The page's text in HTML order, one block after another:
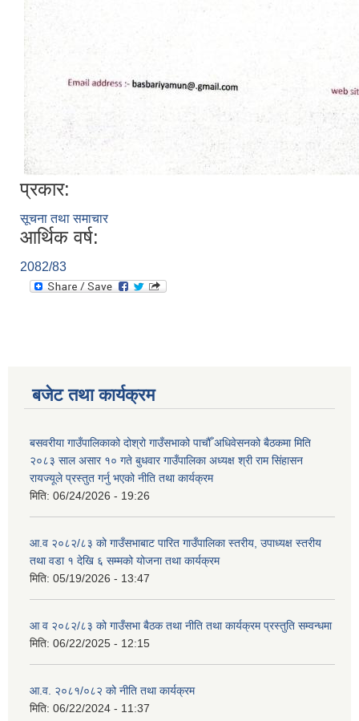
प्रकार:
सूचना तथा समाचार
आर्थिक वर्ष:
2082/83
बजेट तथा कार्यक्रम
बसवरीया गाउँपालिकाको दोश्रो गाउँसभाको पाचौँ अधिवेसनको बैठकमा मिति
२०८३ साल असार १० गते बुधवार गाउँपालिका अध्यक्ष श्री राम सिंहासन
रायज्यूले प्रस्तुत गर्नु भएको नीति तथा कार्यक्रम
मिति: 06/24/2026 - 19:26
आ.व २०८२/८३ को गाउँसभाबाट पारित गाउँपालिका स्तरीय, उपाध्यक्ष स्तरीय
तथा वडा १ देखि ६ सम्मको योजना तथा कार्यक्रम
मिति: 05/19/2026 - 13:47
आ व २०८२/८३ को गाउँसभा बैठक तथा नीति तथा कार्यक्रम प्रस्तुति सम्वन्धमा
मिति: 06/22/2025 - 12:15
आ.व. २०८१/०८२ को नीति तथा कार्यक्रम
मिति: 06/22/2024 - 11:37